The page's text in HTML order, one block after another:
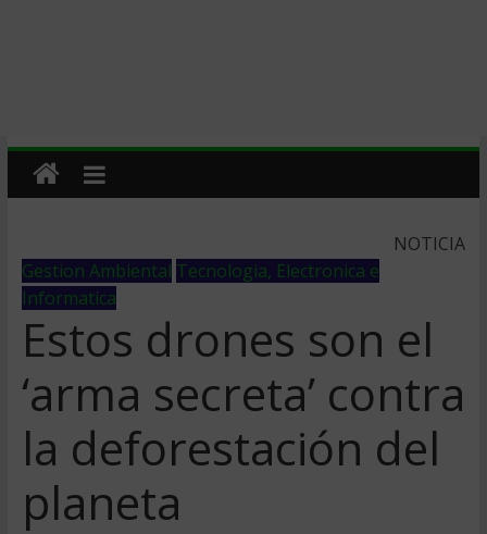
NOTICIA
Gestion Ambiental Tecnologia, Electronica e
Informatica
Estos drones son el
‘arma secreta’ contra
la deforestación del
planeta